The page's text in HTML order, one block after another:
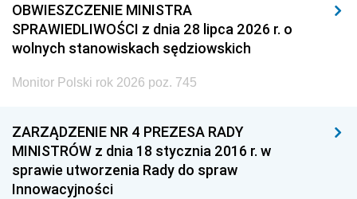
OBWIESZCZENIE MINISTRA
SPRAWIEDLIWOŚCI z dnia 28 lipca 2026 r. o
wolnych stanowiskach sędziowskich
Monitor Polski rok 2026 poz. 745
ZARZĄDZENIE NR 4 PREZESA RADY
MINISTRÓW z dnia 18 stycznia 2016 r. w
sprawie utworzenia Rady do spraw
Innowacyjności